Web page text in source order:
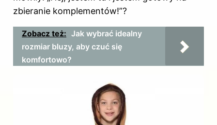
zbieranie komplementów!”?
Zobacz też: Jak wybrać idealny
rozmiar bluzy, aby czuć się
komfortowo?